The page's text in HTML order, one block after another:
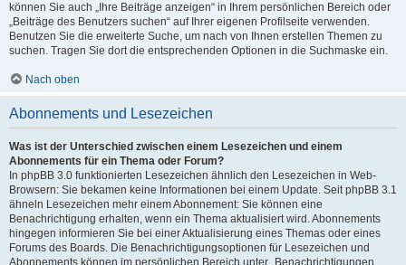
können Sie auch „Ihre Beiträge anzeigen“ in Ihrem persönlichen Bereich oder
„Beiträge des Benutzers suchen“ auf Ihrer eigenen Profilseite verwenden.
Benutzen Sie die erweiterte Suche, um nach von Ihnen erstellen Themen zu
suchen. Tragen Sie dort die entsprechenden Optionen in die Suchmaske ein.
Nach oben
Abonnements und Lesezeichen
Was ist der Unterschied zwischen einem Lesezeichen und einem
Abonnements für ein Thema oder Forum?
In phpBB 3.0 funktionierten Lesezeichen ähnlich den Lesezeichen in Web-
Browsern: Sie bekamen keine Informationen bei einem Update. Seit phpBB 3.1
ähneln Lesezeichen mehr einem Abonnement: Sie können eine
Benachrichtigung erhalten, wenn ein Thema aktualisiert wird. Abonnements
hingegen informieren Sie bei einer Aktualisierung eines Themas oder eines
Forums des Boards. Die Benachrichtigungsoptionen für Lesezeichen und
Abonnements können im persönlichen Bereich unter „Benachrichtigungen